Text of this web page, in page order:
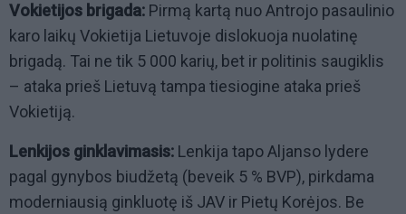
Vokietijos brigada: Pirmą kartą nuo Antrojo pasaulinio
karo laikų Vokietija Lietuvoje dislokuoja nuolatinę
brigadą. Tai ne tik 5 000 karių, bet ir politinis saugiklis
– ataka prieš Lietuvą tampa tiesiogine ataka prieš
Vokietiją.
Lenkijos ginklavimasis: Lenkija tapo Aljanso lydere
pagal gynybos biudžetą (beveik 5 % BVP), pirkdama
moderniausią ginkluotę iš JAV ir Pietų Korėjos. Be